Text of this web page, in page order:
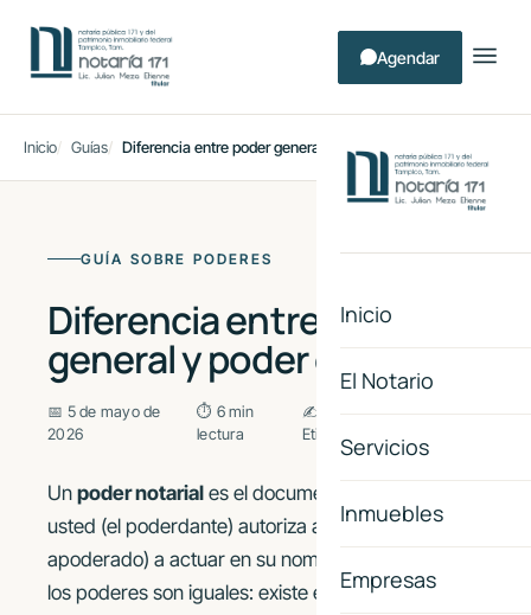
Agendar
Inicio
El Notario
Servicios
Inmuebles
Empresas
Inicio Guías Diferencia entre poder general y poder especial
GUÍA SOBRE PODERES
Diferencia entre poder
general y poder especial
📅 5 de mayo de
2026
⏱ 6 min
lectura
✍ Lic. Julian Meza
Etienne
Un poder notarial es el documento por el cual
usted (el poderdante) autoriza a otra persona (el
apoderado) a actuar en su nombre. Pero no todos
los poderes son iguales: existe el poder general, el